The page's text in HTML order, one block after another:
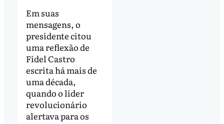
Em suas
mensagens, o
presidente citou
uma reflexão de
Fidel Castro
escrita há mais de
uma década,
quando o líder
revolucionário
alertava para os